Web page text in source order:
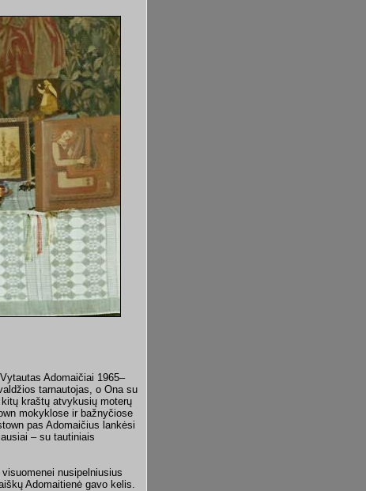
Adomaičiai 1965–
tarnautojas, o Ona su
kraštų atvykusių moterų
mokyklose ir bažnyčiose
pas Adomaičius lankėsi
– su tautiniais
nusipelniusius
Adomaitienė gavo kelis.